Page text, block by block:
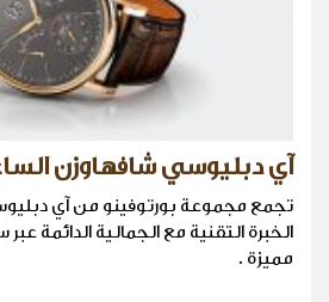
آي دبليوسي شافهاوزن
تجمع مجموعة بورتوفينو من آي
الخبرة التقنية مع الجمالية الدائمة
مميزة .